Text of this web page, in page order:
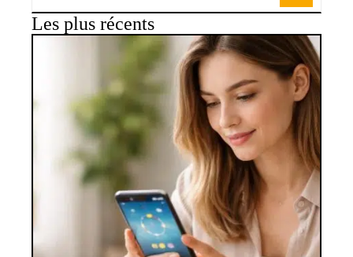
Les plus récents